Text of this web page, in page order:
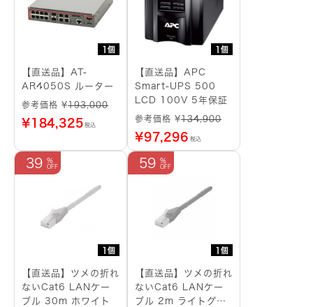
1個
【直送品】AT-
AR4050S ルーター
参考価格 ¥193,000
¥184,325 税込
1個
【直送品】APC
Smart-UPS 500
LCD 100V 5年保証
参考価格 ¥134,900
¥97,296 税込
1個
39
【直送品】ツメの折れ
ないCat6 LANケー
ブル 30m ホワイト
1個
59
【直送品】ツメの折れ
ないCat6 LANケー
ブル 2m ライトグレ